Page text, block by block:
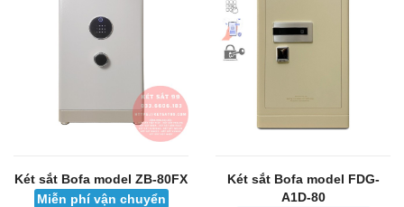
Két sắt Bofa model ZB-80FX
Miễn phí vận chuyển
Két sắt Bofa model FDG-
A1D-80